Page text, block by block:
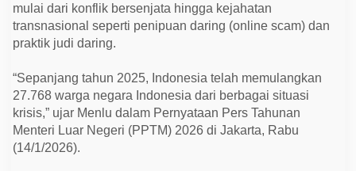
a
n
H
a
i
r
2
8
R
mulai dari konflik bersenjata hingga kejahatan
transnasional seperti penipuan daring (online scam) dan
praktik judi daring.
“Sepanjang tahun 2025, Indonesia telah memulangkan
27.768 warga negara Indonesia dari berbagai situasi
krisis,” ujar Menlu dalam Pernyataan Pers Tahunan
Menteri Luar Negeri (PPTM) 2026 di Jakarta, Rabu
(14/1/2026).